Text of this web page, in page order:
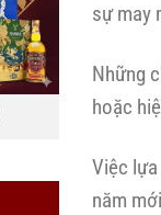
sự may
Những
hoặc
Việc
năm